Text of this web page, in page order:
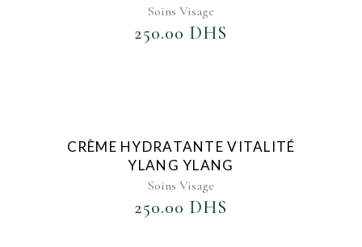
Soins Visage
250.00 DHS
CRÈME HYDRATANTE VITALITÉ
YLANG YLANG
Soins Visage
250.00 DHS